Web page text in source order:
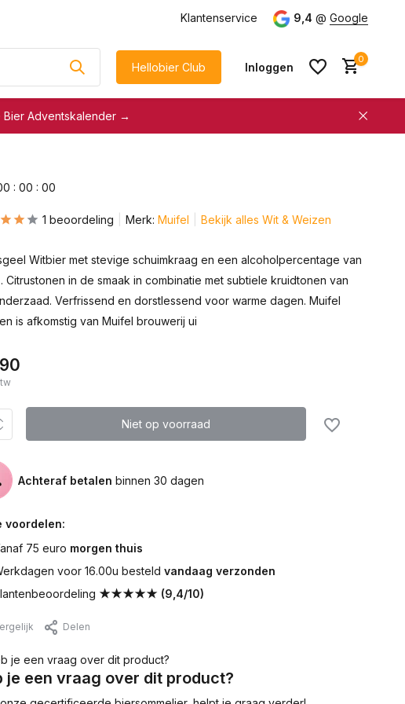
Klantenservice 9,4 @ Google
Hellobier Club Inloggen
spaar automatisch voor
spaar automatisch voor
korting
0
Adventskalender →
0 : 00 : 00
1 beoordeling Merk: Muifel Bekijk alles Wit & Weizen
Witbier met stevige schuimkraag en een alcoholpercentage van
Citrustonen in de smaak in combinatie met subtiele kruidtonen van
Verfrissend en dorstlessend voor warme dagen. Muifel
is afkomstig van Muifel brouwerij ui
Niet op voorraad
Achteraf betalen binnen 30 dagen
voordelen:
75 euro morgen thuis
voor 16.00u besteld vandaag verzonden
★★★★★ (9,4/10)
Delen
je een vraag over dit product?